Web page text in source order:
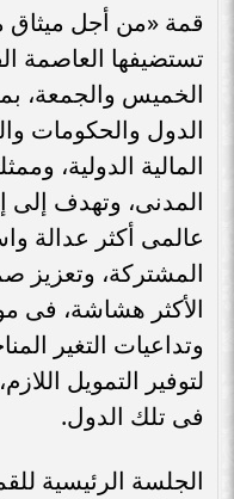
قمة «من أجل ميثاق
تستضيفها العاصمة
الخميس والجمعة،
الدول والحكومات
المالية الدولية،
المدنى، وتهدف إلى
عالمى أكثر عدالة
المشتركة، وتعزيز
الأكثر هشاشة، فى
وتداعيات التغير
لتوفير التمويل
فى تلك الدول.
الجلسة الرئيسية